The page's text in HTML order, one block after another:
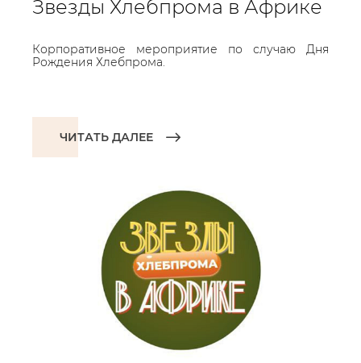
Звезды Хлебпрома в Африке
Корпоративное мероприятие по случаю Дня
Рождения Хлебпрома.
ЧИТАТЬ ДАЛЕЕ